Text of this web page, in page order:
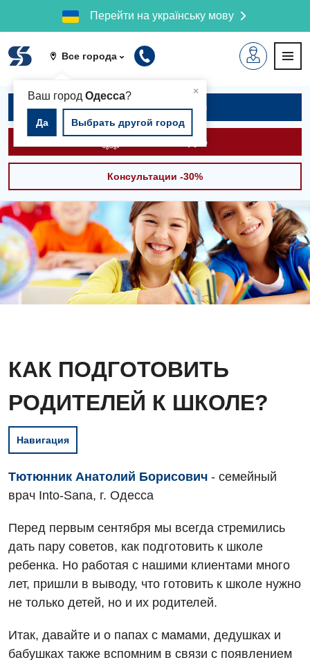
Перейти на українську мову
Все города
×
Ваш город Одесса?
Да Выбрать другой город
Записаться на приём
Вызвать скорую
Консультации -30%
КАК ПОДГОТОВИТЬ
РОДИТЕЛЕЙ К ШКОЛЕ?
Навигация
Тютюнник Анатолий Борисович - семейный
врач Into-Sana, г. Одесса
Перед первым сентября мы всегда стремились
дать пару советов, как подготовить к школе
ребенка. Но работая с нашими клиентами много
лет, пришли в выводу, что готовить к школе нужно
не только детей, но и их родителей.
Итак, давайте и о папах с мамами, дедушках и
бабушках также вспомним в связи с появлением